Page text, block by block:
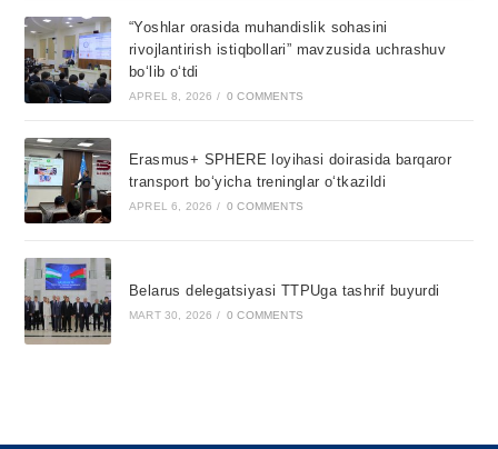
“Yoshlar orasida muhandislik sohasini
rivojlantirish istiqbollari” mavzusida uchrashuv
bo‘lib o‘tdi
APREL 8, 2026 / 0 COMMENTS
Erasmus+ SPHERE loyihasi doirasida barqaror
transport bo‘yicha treninglar o‘tkazildi
APREL 6, 2026 / 0 COMMENTS
Belarus delegatsiyasi TTPUga tashrif buyurdi
MART 30, 2026 / 0 COMMENTS